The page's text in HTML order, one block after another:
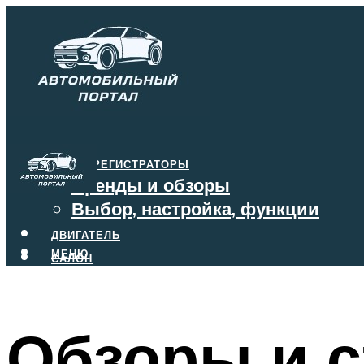
ВИДЕОРЕГИСТРАТОРЫ
Бренды и обзоры
Выбор, настройка, функции
ДВИГАТЕЛЬ
САЛОН
МЕНЮ
МЕНЮ